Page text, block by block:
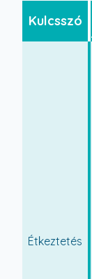
Kulcsszó
Étkeztetés